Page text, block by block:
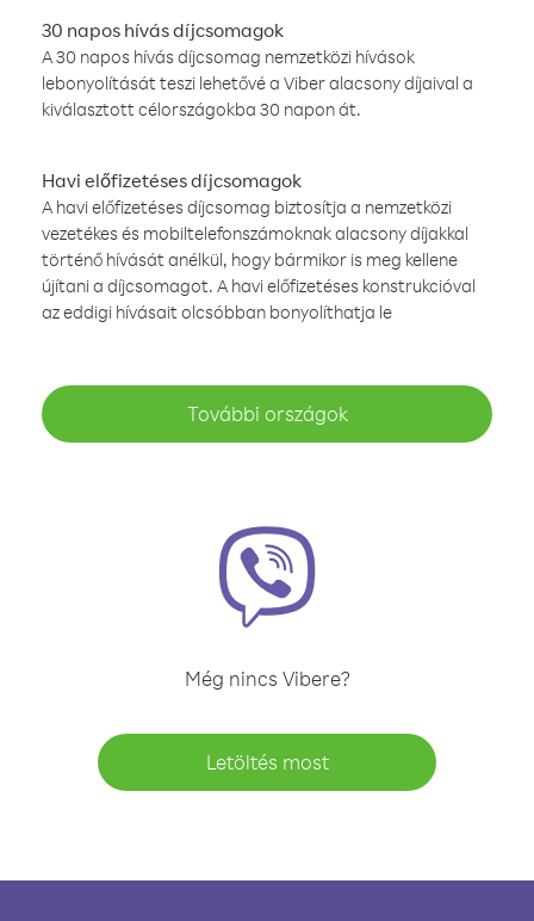
30 napos hívás díjcsomagok
A 30 napos hívás díjcsomag nemzetközi hívások
lebonyolítását teszi lehetővé a Viber alacsony díjaival a
kiválasztott célországokba 30 napon át.
Havi előfizetéses díjcsomagok
A havi előfizetéses díjcsomag biztosítja a nemzetközi
vezetékes és mobiltelefonszámoknak alacsony díjakkal
történő hívását anélkül, hogy bármikor is meg kellene
újítani a díjcsomagot. A havi előfizetéses konstrukcióval
az eddigi hívásait olcsóbban bonyolíthatja le
További országok
Még nincs Vibere?
Letöltés most